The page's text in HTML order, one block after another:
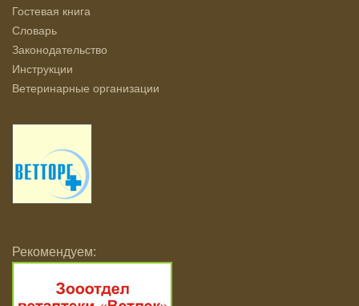
Гостевая книга
Словарь
Законодательство
Инструкции
Ветеринарные организации
Рекомендуем: